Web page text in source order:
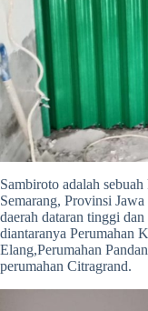
Sambiroto adalah
Semarang, Provinsi
daerah dataran tinggi
diantaranya Perumahan
Elang,Perumahan
perumahan Citragrand.